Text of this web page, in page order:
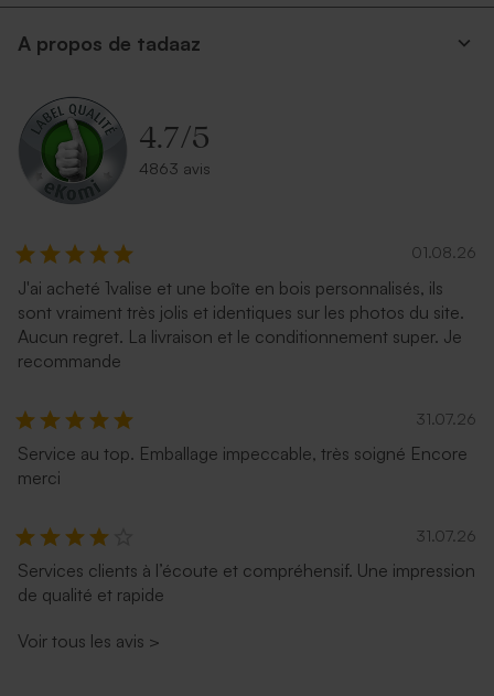
A propos de tadaaz
4.7/5
4863 avis
01.08.26
J'ai acheté 1valise et une boîte en bois personnalisés, ils
sont vraiment très jolis et identiques sur les photos du site.
Aucun regret. La livraison et le conditionnement super. Je
recommande
31.07.26
Service au top. Emballage impeccable, très soigné Encore
merci
31.07.26
Services clients à l’écoute et compréhensif. Une impression
de qualité et rapide
Voir tous les avis >